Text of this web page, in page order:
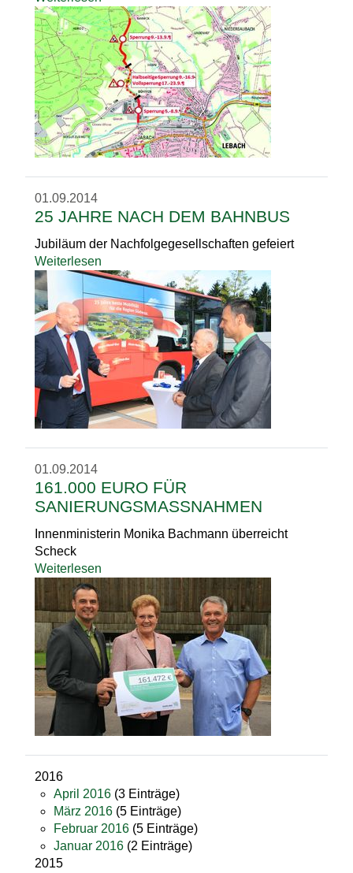
01.09.2014
25 JAHRE NACH DEM BAHNBUS
Jubiläum der Nachfolgegesellschaften gefeiert
Weiterlesen
01.09.2014
161.000 EURO FÜR
SANIERUNGSMASSNAHMEN
Innenministerin Monika Bachmann überreicht
Scheck
Weiterlesen
2016
April 2016 (3 Einträge)
März 2016 (5 Einträge)
Februar 2016 (5 Einträge)
Januar 2016 (2 Einträge)
2015